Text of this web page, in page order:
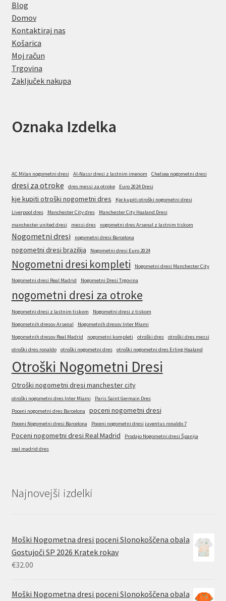
Blog
Domov
Kontaktiraj nas
Košarica
Moj račun
Trgovina
Zaključek nakupa
Oznaka Izdelka
AC Milan nogometni dresi Al-Nassr dresi z lastnim imenom Chelsea nogometni dresi
dresi za otroke dres messi za otroke Euro 2024 Dresi
kje kupiti otroški nogometni dres
Kje kupiti otroški nogometni dresi
Liverpool dres
Manchester City dres
Manchester City Haaland Dresi
manchester united dresi
messi dres nogometni dres Arsenal z lastnim tiskom
Nogometni dresi nogometni dresi Barcelona
nogometni dresi brazilija Nogometni dresi Euro 2024
Nogometni dresi kompleti Nogometni dresi Manchester City
Nogometni dresi Real Madrid Nogometni Dresi Trgovina
nogometni dresi za otroke
Nogometni dresi z lastnim tiskom
Nogometni dresi z tiskom
Nogometnih dresov Arsenal
Nogometnih dresov Inter Miami
Nogometnih dresov Real Madrid
nogometni kompleti otroški dres
otroški dres messi
otroški dres ronaldo
otroški nogometni dres otroški nogometni dres Erling Haaland
Otroški Nogometni Dresi
Otroški nogometni dresi manchester city
otroški nogometni dres Inter Miami
Paris Saint Germain Dres
Poceni nogometni dres Barcelona
poceni nogometni dresi
Poceni Nogometni dresi Barcelona Poceni nogometni dresi juventus ronaldo 7
Poceni nogometni dresi Real Madrid
Prodajo Nogometni dresi Španija
real madrid dres
Najnovejši izdelki
Moški Nogometna dresi poceni Slonokoščena obala
Gostujoči SP 2026 Kratek rokav
€32.00
Moški Nogometna dresi poceni Slonokoščena obala